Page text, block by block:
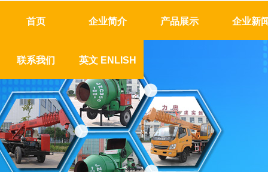
首页 企业简介 产品展示 企业新
联系我们 英文 ENLISH